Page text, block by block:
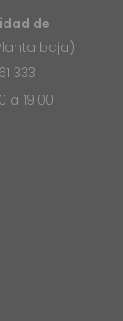
de
baja)
333
a 19:00